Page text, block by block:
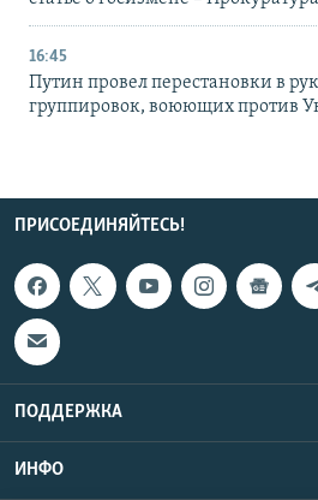
16:45
Путин провел перестановки в
группировок, воюющих против
ПРИСОЕДИНЯЙТЕСЬ!
ПОДДЕРЖКА
ИНФО